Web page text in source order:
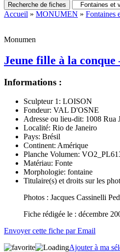
Recherche de fiches
Accueil » MONUMEN » Fontaines
Monumen
Jeune fille à la
Informations :
Sculpteur 1: LOISON
Fondeur: VAL D'OSNE
Adresse ou lieu-dit: 1008 Rua
Localité: Rio de Janeiro
Pays: Brésil
Continent: Amérique
Planche Volumen:
Matériau: Fonte
Morphologie: fontaine
Titulaire(s) et droits sur les
Photos : Jacques Cassinelli
Fiche rédigée le : décembre
Envoyer cette fiche par Email
Ajouter à ma